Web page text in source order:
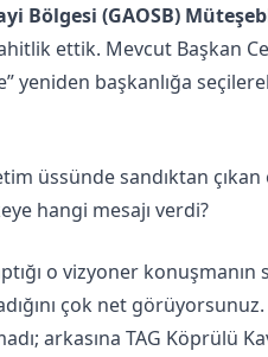
Bölgesi (GAOSB)
ettik. Mevcut Başkan
yeniden başkanlığa
üssünde sandıktan
hangi mesajı verdi?
o vizyoner
çok net görüyorsunuz.
arkasına TAG Köprülü